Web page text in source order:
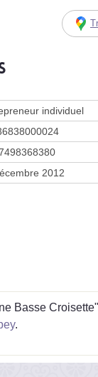
individuel
2012
Basse
.